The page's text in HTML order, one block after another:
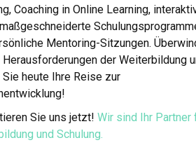
Coaching in Online Learning,
Mentoring-Sitzungen.
der Weiterbildung
Sie heute Ihre Reise zur
Sie uns jetzt! Wir sind Ihr Partner
und Schulung.